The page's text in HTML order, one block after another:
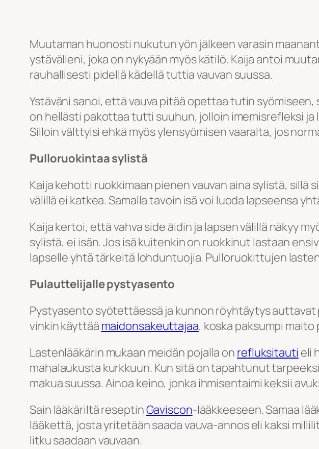
Muutaman huonosti nukutun yön jälkeen varasin
ystävälleni, joka on nykyään myös kätilö. Kaija antoi
rauhallisesti pidellä kädellä tuttia vauvan suussa.
Ystäväni sanoi, että vauva pitää opettaa tutin
on hellästi pakottaa tutti suuhun, jolloin imemisrefleksi
Silloin välttyisi ehkä myös ylensyömisen vaaralta, jos
Pulloruokintaa sylistä
Kaija kehotti ruokkimaan pienen vauvan aina sylistä,
välillä ei katkea. Samalla tavoin isä voi luoda lapseensa
Kaija kertoi, että vahva side äidin ja lapsen välillä näkyy
sylistä, ei isän. Jos isä kuitenkin on ruokkinut lastaan
lapselle yhtä tärkeitä lohduntuojia. Pulloruokittujen
Pulauttelijalle pystyasento
Pystyasento syötettäessä ja kunnon röyhtäytys
vinkin käyttää maidonsakeuttajaa, koska paksumpi maito
Lastenlääkärin mukaan meidän pojalla on refluksitauti eli
mahalaukusta kurkkuun. Kun sitä on tapahtunut
makua suussa. Ainoa keino, jonka ihmisentaimi keksii
Sain lääkäriltä reseptinGaviscon-lääkkeeseen. Samaa
lääkettä, josta yritetään saada vauva-annos eli kaksi
litku saadaan vauvaan.